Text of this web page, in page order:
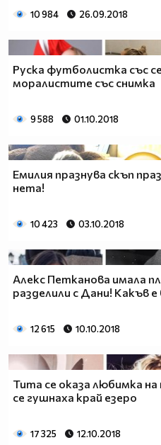
10 984 26.09.2018
Руска футболистка със
моралистите със снимка
9 588 01.10.2018
Емилия празнува скъп
нета!
10 423 03.10.2018
Алекс Петканова имала
разделили с Дани! Какъв
12 615 10.10.2018
Тита се оказа любимка
се гушнаха край езеро
17 325 12.10.2018